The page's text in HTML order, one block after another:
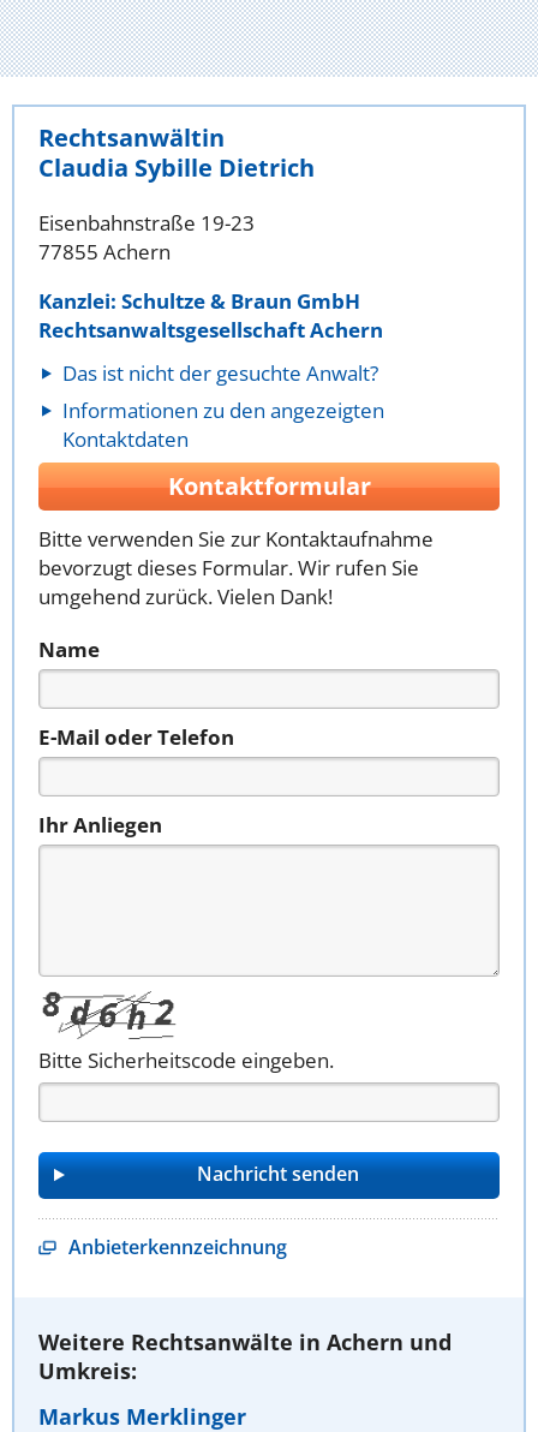
Rechtsanwältin
Claudia Sybille Dietrich
Eisenbahnstraße 19-23
77855 Achern
Kanzlei: Schultze & Braun GmbH
Rechtsanwaltsgesellschaft Achern
Das ist nicht der gesuchte Anwalt?
Informationen zu den angezeigten
Kontaktdaten
Kontaktformular
Bitte verwenden Sie zur Kontaktaufnahme
bevorzugt dieses Formular. Wir rufen Sie
umgehend zurück. Vielen Dank!
Name
E-Mail oder Telefon
Ihr Anliegen
Bitte Sicherheitscode eingeben.
Anbieterkennzeichnung
Weitere Rechtsanwälte in Achern und
Umkreis:
Markus Merklinger